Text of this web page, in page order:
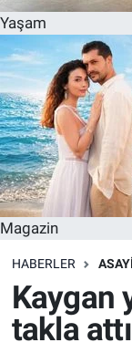
Yaşam
Magazin
HABERLER
Kaygan
takla